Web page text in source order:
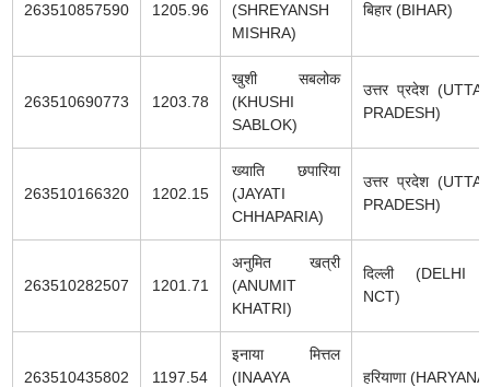
263510857590 1205.96
(SHREYANSH
MISHRA)
बिहार (BIHAR)
263510690773 1203.78
खुशी सबलोक
(KHUSHI
SABLOK)
उत्तर प्रदेश
PRADESH)
263510166320 1202.15
ख्याति छपारिया
(JAYATI
CHHAPARIA)
उत्तर प्रदेश
PRADESH)
263510282507 1201.71
अनुमित खत्री
(ANUMIT
KHATRI)
दिल्ली (DELHI
NCT)
263510435802 1197.54
इनाया मित्तल
(INAAYA
हरियाणा